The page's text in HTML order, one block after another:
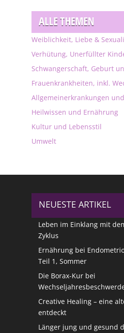
ALLE THEMEN
Weiblichkeit, Liebe &
Verhütung, Unerfüllter
Schwangerschaft, Geburt
Frauenkrankheiten, inkl.
Allgemeinerkrankungen
Heilwissen und Ernährung
Kultur und Lebensstil
Umwelt
NEUESTE ARTIKEL
Leben im Einklang mit
Zyklus
Ernährung bei
Teil 1, Sommer
Die Borax-Kur bei
Creative Healing – eine
entdeckt
Länger jung und gesund